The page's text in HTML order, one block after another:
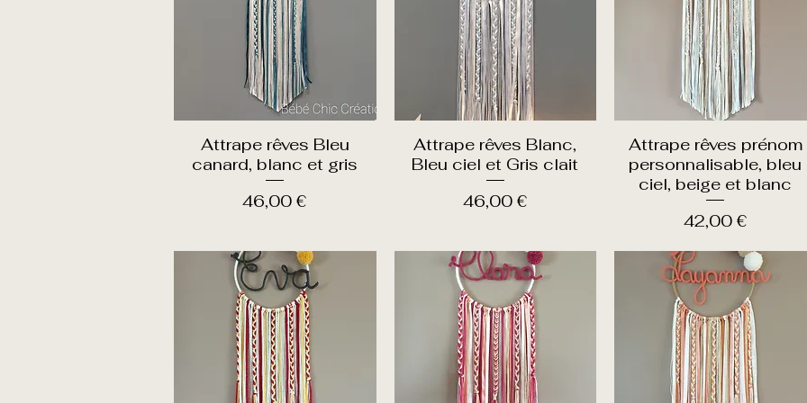
Aperçu rapide
Attrape rêves Bleu
canard, blanc et gris
Prix
46,00 €
Aperçu rapide
Attrape rêves Blanc,
Bleu ciel et Gris clait
Prix
46,00 €
Aperçu rapide
Attrape rêves prénom
personnalisable, bleu
ciel, beige et blanc
Prix
42,00 €